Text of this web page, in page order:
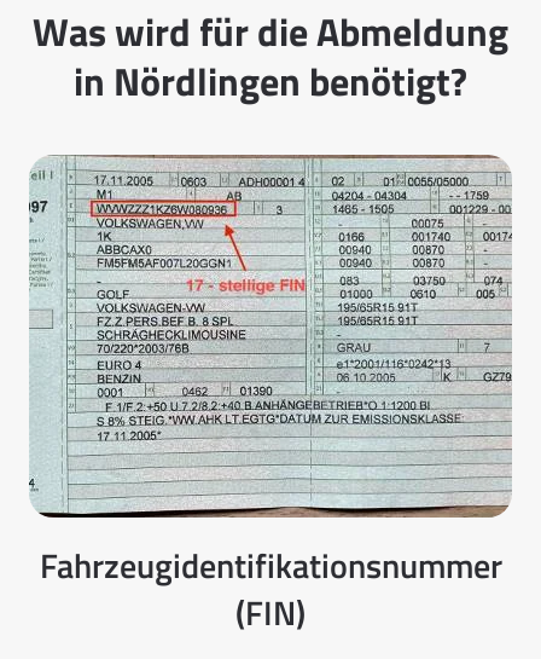
Was wird für die Abmeldung
in Nördlingen benötigt?
Fahrzeugidentifikationsnummer
(FIN)